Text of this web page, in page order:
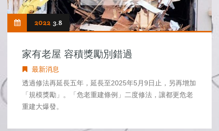
家有老屋 容積獎勵別錯過
2022 3.8
最新消息
透過修法再延長五年，延長至2025年5月9日止，另再增加
「規模獎勵」。「危老重建條例」二度修法，讓都更危老
重建大爆發。